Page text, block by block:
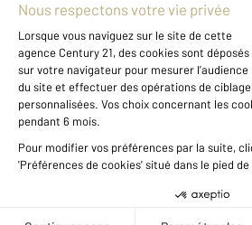
Mentions légales & CGU et
Données
Gestionnaire des
Location appartement autour de